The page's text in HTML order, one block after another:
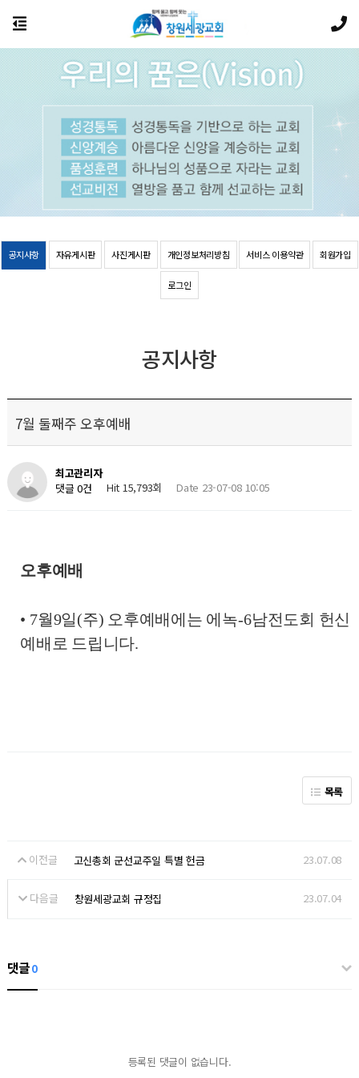
공지사항 자유게시판 사진게시판 개인정보처리방침 서비스 이용약관 회원가입
로그인
공지사항
7월 둘째주 오후예배
최고관리자
댓글 0건
Hit 15,793회 Date 23-07-08 10:05
오후예배
• 7월9일(주) 오후예배에는 에녹-6남전도회 헌신
예배로 드립니다.
목록
이전글 고신총회 군선교주일 특별 헌금 23.07.08
다음글 창원세광교회 규정집 23.07.04
댓글0
등록된 댓글이 없습니다.